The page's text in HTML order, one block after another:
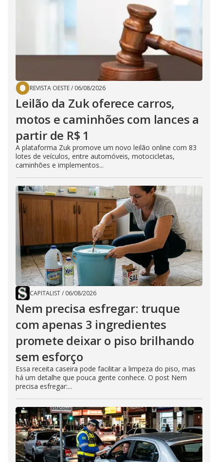
REVISTA OESTE/ 06/08/2026
Leilão da Zuk oferece carros,
motos e caminhões com lances a
partir de R$ 1
A plataforma Zuk promove um novo leilão online com 83
lotes de veículos, entre automóveis, motocicletas,
caminhões e implementos...
CAPITALIST/ 06/08/2026
Nem precisa esfregar: truque
com apenas 3 ingredientes
promete deixar o piso brilhando
sem esforço
Essa receita caseira pode facilitar a limpeza do piso, mas
há um detalhe que pouca gente conhece. O post Nem
precisa esfregar:...